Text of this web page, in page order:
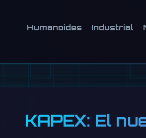
Humanoides Industrial
KAPEX: El